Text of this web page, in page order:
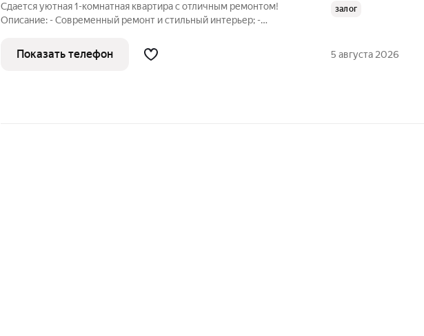
Сдается уютная 1-комнатная квартира с отличным ремонтом!
Описание: - Современный ремонт и стильный интерьер; -
большим окном много света и воздуха; - Большая кухня с
возможностью размещения
залог
Показать телефон 5 августа 2026